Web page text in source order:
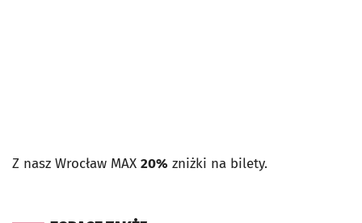
Z nasz Wrocław MAX 20% zniżki na bilety.